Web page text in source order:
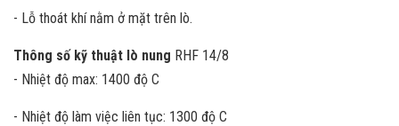
- Lỗ thoát khí nằm ở mặt trên lò.
Thông số kỹ thuật lò nung RHF 14/8
- Nhiệt độ max: 1400 độ C
- Nhiệt độ làm việc liên tục: 1300 độ C